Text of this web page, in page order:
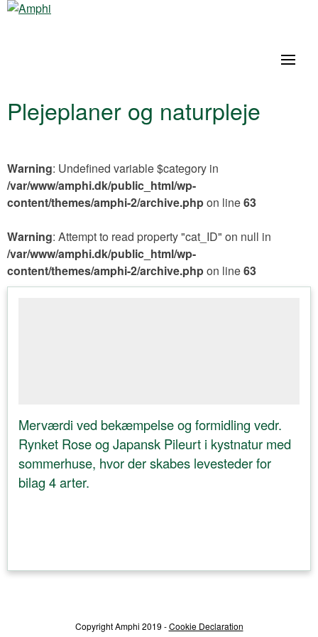
Plejeplaner og naturpleje
Warning: Undefined variable $category in
/var/www/amphi.dk/public_html/wp-
content/themes/amphi-2/archive.phpon line63
Warning: Attempt to read property "cat_ID" on null in
/var/www/amphi.dk/public_html/wp-
content/themes/amphi-2/archive.phpon line63
Merværdi ved bekæmpelse og formidling vedr.
Rynket Rose og Japansk Pileurt i kystnatur med
sommerhuse, hvor der skabes levesteder for
bilag 4 arter.
Copyright Amphi 2019 -Cookie Declaration